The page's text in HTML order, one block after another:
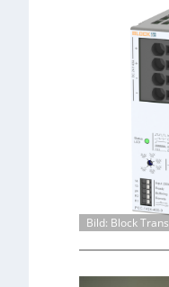
Bild: Block